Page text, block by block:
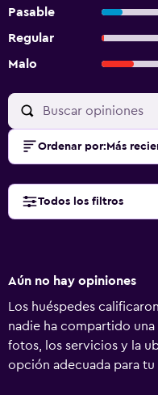
Pasable
Regular
Malo
Ordenar por: Más
Todos los filtros
Aún no hay opiniones
Los huéspedes
nadie ha compartido una
fotos, los servicios y la
opción adecuada para tu